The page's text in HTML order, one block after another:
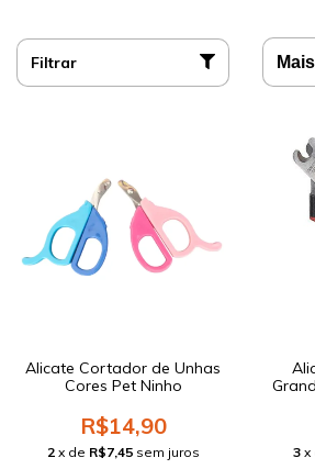
Filtrar
Alicate Cortador de Unhas
Cores Pet Ninho
R$14,90
2 x de R$7,45 sem juros 3 x